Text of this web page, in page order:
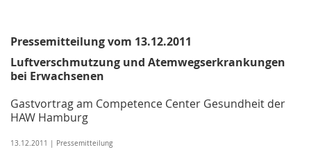
Pressemitteilung vom 13.12.2011
Luftverschmutzung und Atemwegserkrankungen
bei Erwachsenen
Gastvortrag am Competence Center Gesundheit der
HAW Hamburg
13.12.2011 | Pressemitteilung